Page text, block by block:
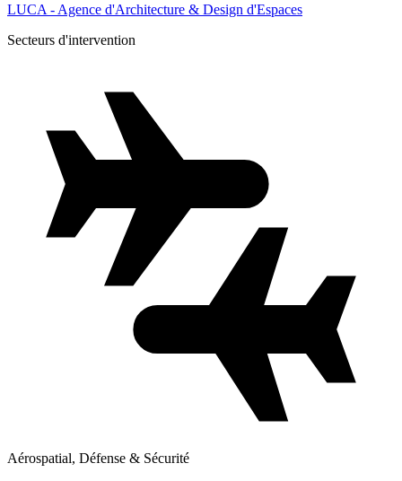
LUCA - Agence d'Architecture & Design d'Espaces
Secteurs d'intervention
Aérospatial, Défense & Sécurité